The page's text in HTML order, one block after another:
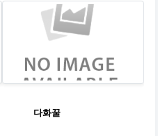
다화꿀